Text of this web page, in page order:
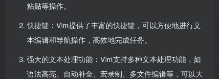
粘贴等操作。
快捷键：Vim提供了丰富的快捷键，可以方便地进行文
本编辑和导航操作，高效地完成任务。
强大的文本处理功能：Vim支持多种文本处理功能，如
语法高亮、自动补全、宏录制、多文件编辑等，可以大